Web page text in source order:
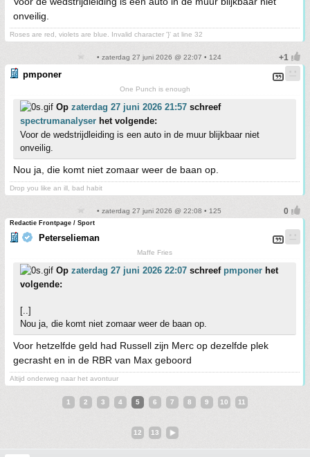
onveilig.
Roses are red, violets are blue. Invalid character '}' at line 32
• zaterdag 27 juni 2026 @ 22:07 • 124
pmponer
One Punch is enough
Op zaterdag 27 juni 2026 21:57 schreef
spectrumanalyser het volgende:
Voor de wedstrijdleiding is een auto in de muur blijkbaar niet
onveilig.
Nou ja, die komt niet zomaar weer de baan op.
Drop you like an ill, bad habit
• zaterdag 27 juni 2026 @ 22:08 • 125
Redactie Frontpage / Sport
Peterselieman
Maffe Fries
Op zaterdag 27 juni 2026 22:07 schreef pmponer het
volgende:
[..]
Nou ja, die komt niet zomaar weer de baan op.
Voor hetzelfde geld had Russell zijn Merc op dezelfde plek
gecrasht en in de RBR van Max geboord
Altijd onderweg naar het avontuur
1 2 3 4 5 6 7 8 9 10 11
12 13